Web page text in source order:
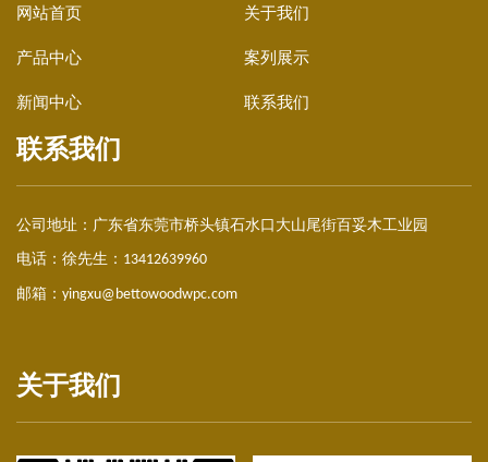
网站首页 关于我们
产品中心 案列展示
新闻中心 联系我们
联系我们
公司地址： 广东省东莞市桥头镇石水口大山尾街百妥木工业园
电话：徐先生： 13412639960
邮箱： yingxu@bettowoodwpc.com
关于我们